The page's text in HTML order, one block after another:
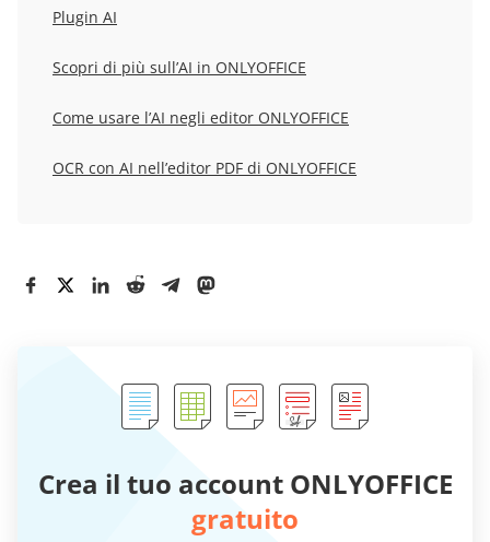
Plugin AI
Scopri di più sull’AI in ONLYOFFICE
Come usare l’AI negli editor ONLYOFFICE
OCR con AI nell’editor PDF di ONLYOFFICE
Crea il tuo account ONLYOFFICE
gratuito